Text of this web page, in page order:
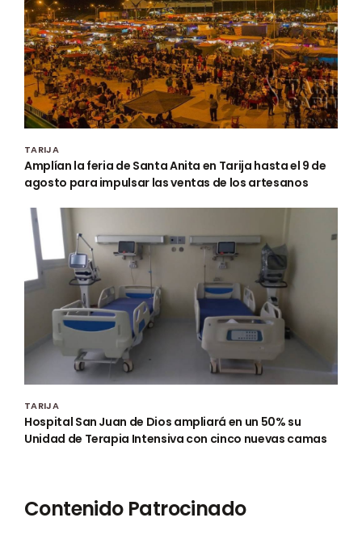
TARIJA
Amplían la feria de Santa Anita en Tarija hasta el 9 de
agosto para impulsar las ventas de los artesanos
TARIJA
Hospital San Juan de Dios ampliará en un 50% su
Unidad de Terapia Intensiva con cinco nuevas camas
Contenido Patrocinado